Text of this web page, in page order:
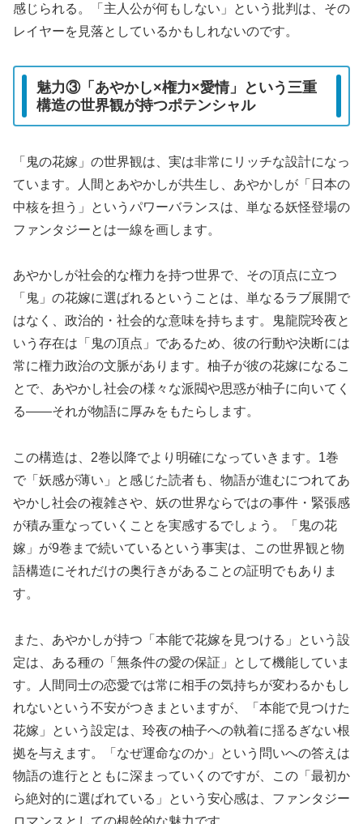
感じられる。「主人公が何もしない」という批判は、その
レイヤーを見落としているかもしれないのです。
魅力③「あやかし×権力×愛情」という三重
構造の世界観が持つポテンシャル
「鬼の花嫁」の世界観は、実は非常にリッチな設計になっ
ています。人間とあやかしが共生し、あやかしが「日本の
中核を担う」というパワーバランスは、単なる妖怪登場の
ファンタジーとは一線を画します。
あやかしが社会的な権力を持つ世界で、その頂点に立つ
「鬼」の花嫁に選ばれるということは、単なるラブ展開で
はなく、政治的・社会的な意味を持ちます。鬼龍院玲夜と
いう存在は「鬼の頂点」であるため、彼の行動や決断には
常に権力政治の文脈があります。柚子が彼の花嫁になるこ
とで、あやかし社会の様々な派閥や思惑が柚子に向いてく
る——それが物語に厚みをもたらします。
この構造は、2巻以降でより明確になっていきます。1巻
で「妖感が薄い」と感じた読者も、物語が進むにつれてあ
やかし社会の複雑さや、妖の世界ならではの事件・緊張感
が積み重なっていくことを実感するでしょう。「鬼の花
嫁」が9巻まで続いているという事実は、この世界観と物
語構造にそれだけの奥行きがあることの証明でもありま
す。
また、あやかしが持つ「本能で花嫁を見つける」という設
定は、ある種の「無条件の愛の保証」として機能していま
す。人間同士の恋愛では常に相手の気持ちが変わるかもし
れないという不安がつきまといますが、「本能で見つけた
花嫁」という設定は、玲夜の柚子への執着に揺るぎない根
拠を与えます。「なぜ運命なのか」という問いへの答えは
物語の進行とともに深まっていくのですが、この「最初か
ら絶対的に選ばれている」という安心感は、ファンタジー
ロマンスとしての根幹的な魅力です。